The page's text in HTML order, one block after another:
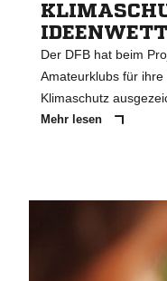
Der DFB hat beim
Amateurklubs für
Klimaschutz
Mehr lesen